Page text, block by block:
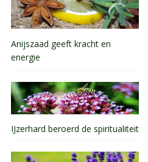
Anijszaad geeft kracht en
energie
IJzerhard beroerd de spiritualiteit